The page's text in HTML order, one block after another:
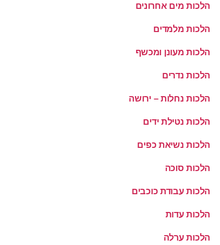
הלכות מים אחרונים
הלכות מלמדים
הלכות מעונן ומכשף
הלכות נדרים
הלכות נחלות – ירושה
הלכות נטילת ידים
הלכות נשיאת כפים
הלכות סוכה
הלכות עבודת כוכבים
הלכות עדות
הלכות ערלה